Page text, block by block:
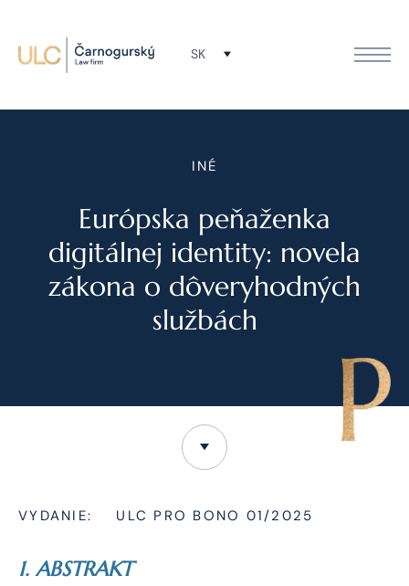
SK
INÉ
Európska peňaženka
digitálnej identity: novela
zákona o dôveryhodných
službách
VYDANIE: ULC PRO BONO 01/2025
1. ABSTRAKT